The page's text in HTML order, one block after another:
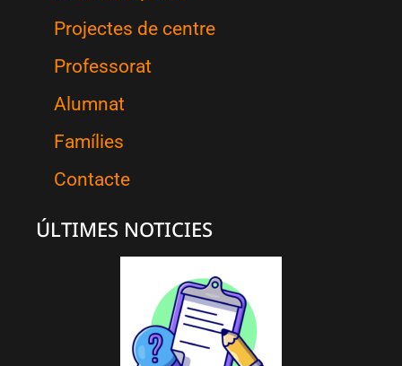
Projectes de centre
Professorat
Alumnat
Famílies
Contacte
ÚLTIMES NOTICIES